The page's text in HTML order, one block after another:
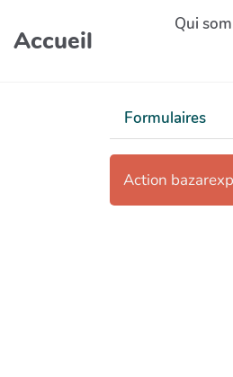
Aller au contenu principal
Accueil
Qui
Formulaires
Action